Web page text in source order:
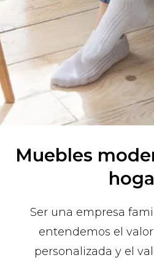
Muebles
Ser una empresa
entendemos el
personalizada y el